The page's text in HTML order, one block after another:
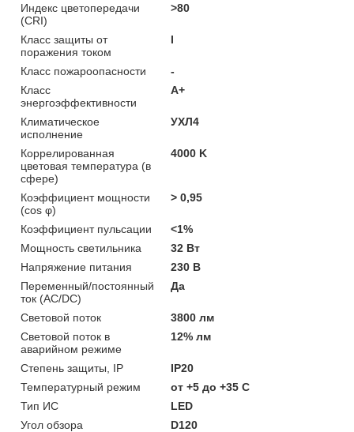
Индекс цветопередачи
(CRI)
>80
Класс защиты от
поражения током
I
Класс пожароопасности
-
Класс
энергоэффективности
A+
Климатическое
исполнение
УХЛ4
Коррелированная
цветовая температура (в
сфере)
4000 K
Коэффициент мощности
(cos φ)
> 0,95
Коэффициент пульсации
<1%
Мощность светильника
32 Вт
Напряжение питания
230 В
Переменный/постоянный
ток (AC/DC)
Да
Световой поток
3800 лм
Световой поток в
аварийном режиме
12% лм
Степень защиты, IP
IP20
Температурный режим
от +5 до +35 C
Тип ИС
LED
Угол обзора
D120